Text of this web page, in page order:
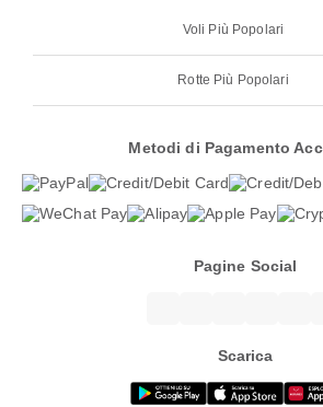
Voli Più Popolari
Rotte Più Popolari
Metodi di Pagamento
Pagine Social
Scarica